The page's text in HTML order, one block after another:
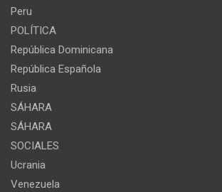
Peru
POLÍTICA
República Dominicana
República Española
Rusia
SÁHARA
SÁHARA
SOCIALES
Ucrania
Venezuela